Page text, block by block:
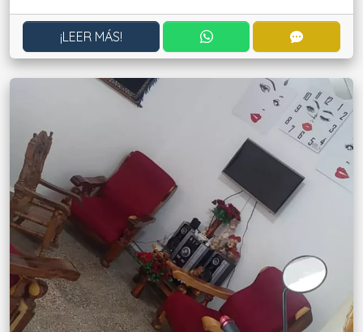
¡LEER MÁS! CONTACTAR POR